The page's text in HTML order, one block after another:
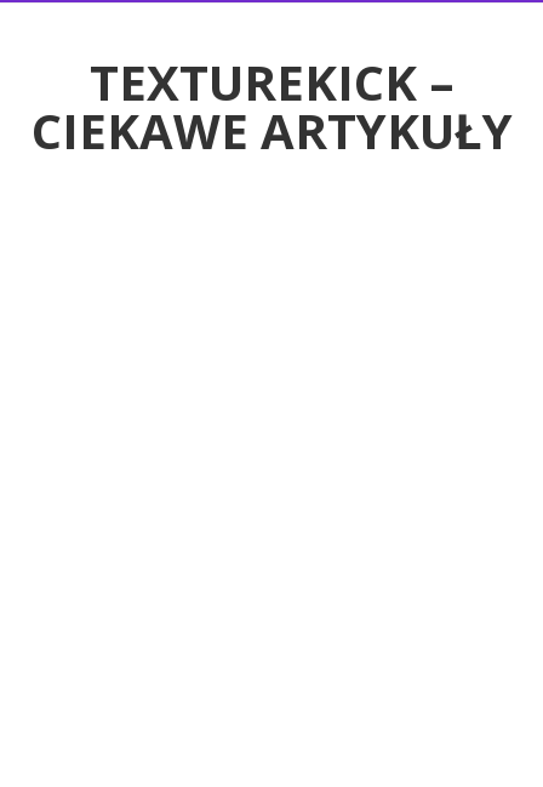
TEXTUREKICK –
CIEKAWE ARTYKUŁY